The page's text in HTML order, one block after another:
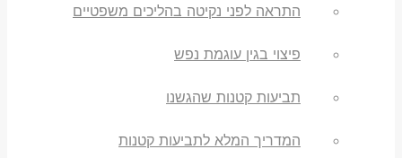
התראה לפני נקיטה בהליכים משפטיים
פיצוי בגין עוגמת נפש
תביעות קטנות שהגשנו
המדריך המלא לתביעות קטנות